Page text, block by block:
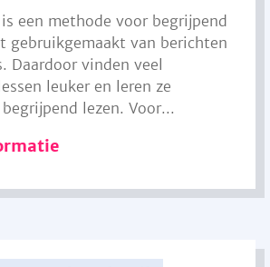
een methode voor begrijpend
gebruikgemaakt van berichten
Daardoor vinden veel
leuker en leren ze
lezen. Voor...